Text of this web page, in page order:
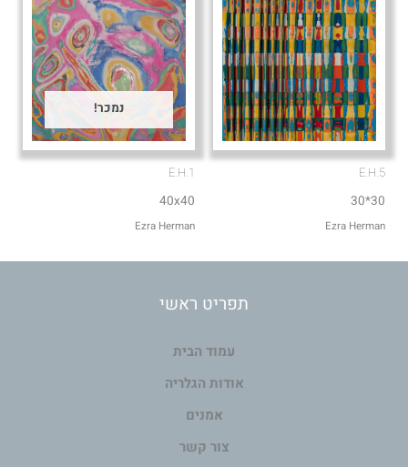
E.H.5
30*30
Ezra Herman
נמכר!
E.H.1
40x40
Ezra Herman
תפריט ראשי
עמוד הבית
אודות הגלריה
אמנים
צור קשר